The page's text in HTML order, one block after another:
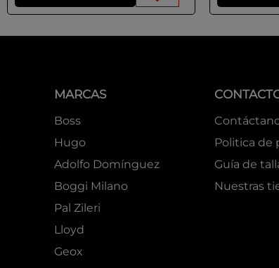
MARCAS
Boss
Hugo
Adolfo Domínguez
Boggi Milano
Pal Zileri
Lloyd
Geox
Politica de
Guía de
Nuestras